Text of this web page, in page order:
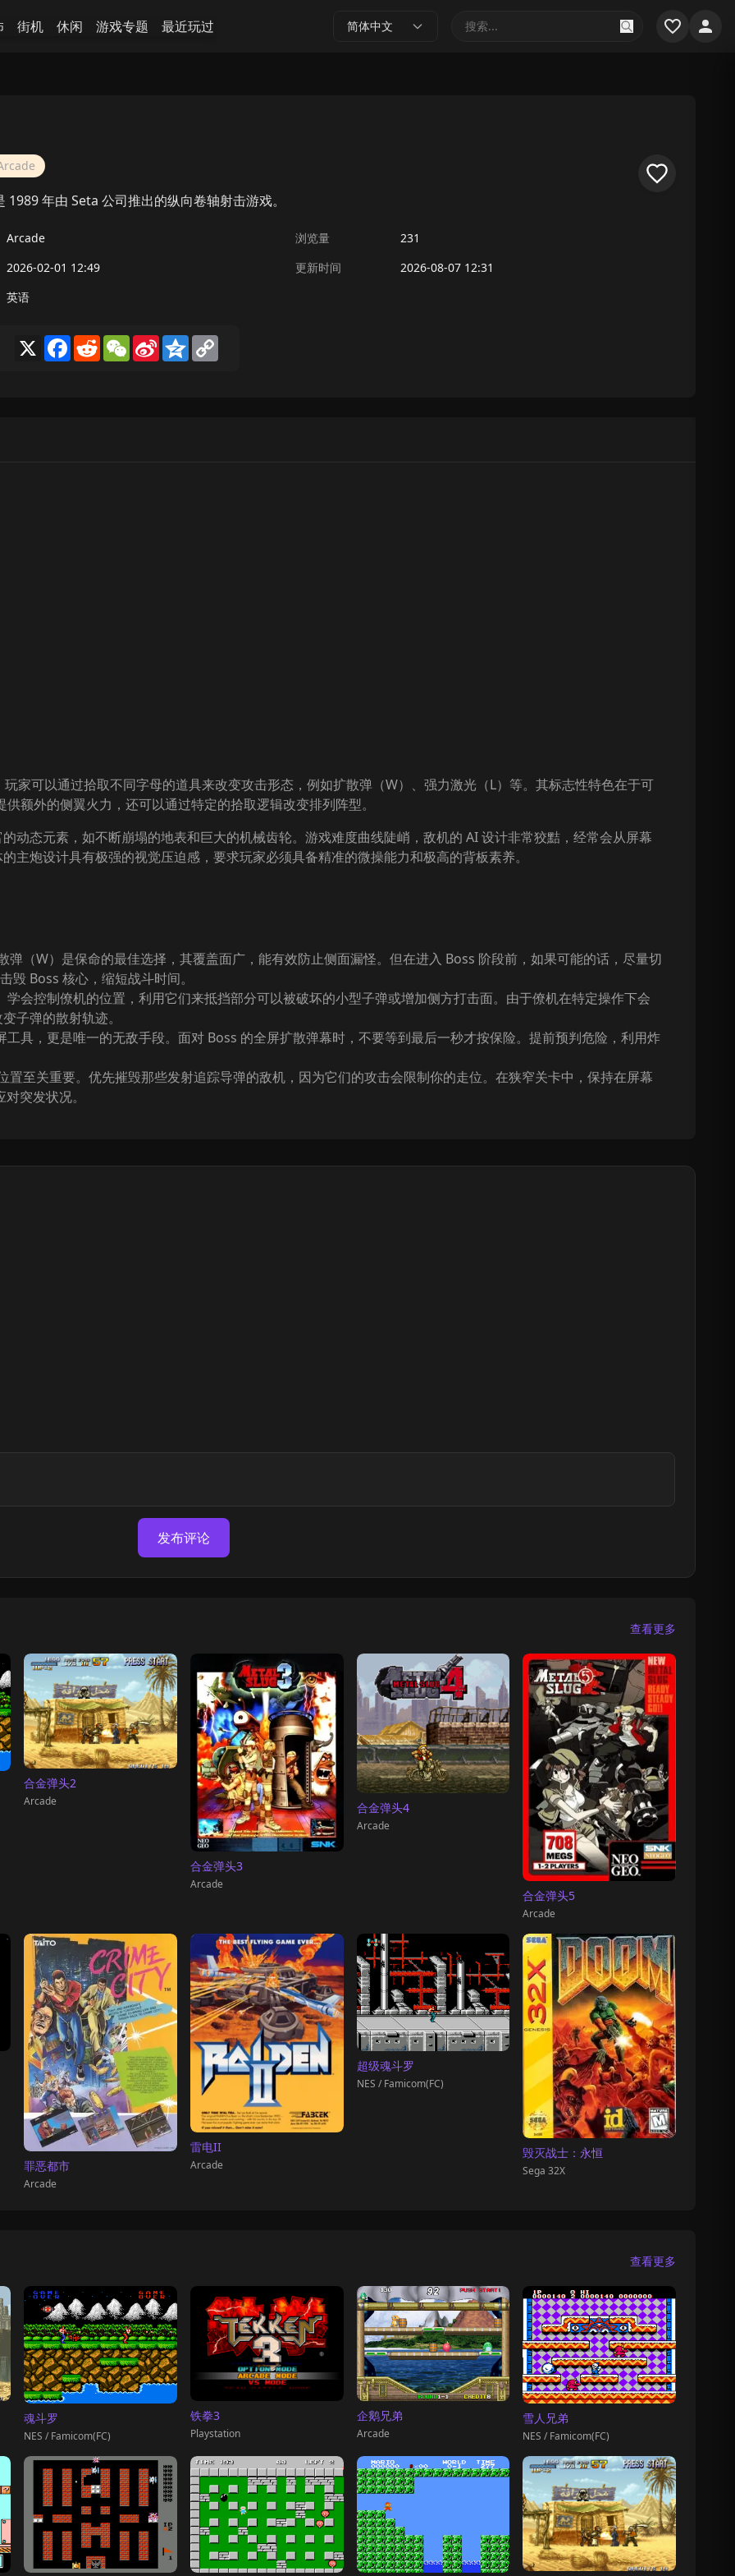
街机 休闲 游戏专题 最近玩过 简体中文
年由 Seta 公司推出的纵向卷轴射击游戏。
Arcade 浏览量
231
2026-02-01 12:49
更新时间
2026-08-07 12:31
英语
X Facebook
RedditWeChat
Sina
Weibo
Qzone
家可以通过拾取不同字母的道具来改变攻击形态，例如扩散弹（W）、强力激光（L）等。其标志性特色在于可
额外的侧翼火力，还可以通过特定的拾取逻辑改变排列阵型。
动态元素，如不断崩塌的地表和巨大的机械齿轮。游戏难度曲线陡峭，敌机的 AI 设计非常狡黠，经常会从屏幕
主炮设计具有极强的视觉压迫感，要求玩家必须具备精准的微操能力和极高的背板素养。
（W）是保命的最佳选择，其覆盖面广，能有效防止侧面漏怪。但在进入 Boss 阶段前，如果可能的话，尽量切
毁 Boss 核心，缩短战斗时间。
会控制僚机的位置，利用它们来抵挡部分可以被破坏的小型子弹或增加侧方打击面。由于僚机在特定操作下会
子弹的散射轨迹。
具，更是唯一的无敌手段。面对 Boss 的全屏扩散弹幕时，不要等到最后一秒才按保险。提前预判危险，利用炸
至关重要。优先摧毁那些发射追踪导弹的敌机，因为它们的攻击会限制你的走位。在狭窄关卡中，保持在屏幕
突发状况。
发布评论
查看更多
合金弹头2
Arcade
合金弹头3
Arcade
合金弹头4
Arcade
合金弹头5
Arcade
罪恶都市
Arcade
雷电II
Arcade
超级魂斗罗
NES / Famicom(FC)
毁灭战士：永恒
Sega 32X
查看更多
魂斗罗
NES / Famicom(FC)
铁拳3
Playstation
企鹅兄弟
Arcade
雪人兄弟
NES / Famicom(FC)